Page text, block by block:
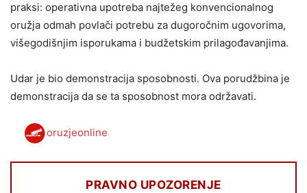
praksi: operativna upotreba najtežeg konvencionalnog
oružja odmah povlači potrebu za dugoročnim ugovorima,
višegodišnjim isporukama i budžetskim prilagođavanjima.
Udar je bio demonstracija sposobnosti. Ova porudžbina je
demonstracija da se ta sposobnost mora održavati.
oruzjeonline
PRAVNO UPOZORENJE